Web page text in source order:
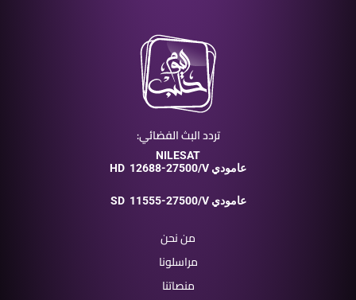
تردد البث الفضائي:
NILESAT
HD
12688-27500/V عامودي
SD 11555-27500/V عامودي
من نحن
مراسلونا
منصاتنا